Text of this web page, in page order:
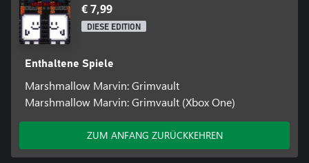
€ 7,99
DIESE EDITION
Enthaltene Spiele
Marshmallow Marvin: Grimvault
Marshmallow Marvin: Grimvault (Xbox One)
ZUM ANFANG ZURÜCKKEHREN